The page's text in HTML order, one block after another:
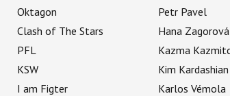
Oktagon
Clash of The Stars
PFL
KSW
I am Figter
Petr Pavel
Hana Zagorová
Kazma
Kim Kardashian
Karlos Vémola